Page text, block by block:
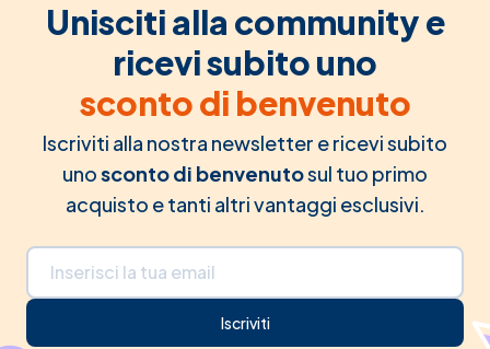
Unisciti alla community e
ricevi subito uno
sconto di benvenuto
Iscriviti alla nostra newsletter e ricevi subito
unosconto di benvenutosul tuo primo
acquisto e tanti altri vantaggi esclusivi.
Indirizzo email
Iscriviti